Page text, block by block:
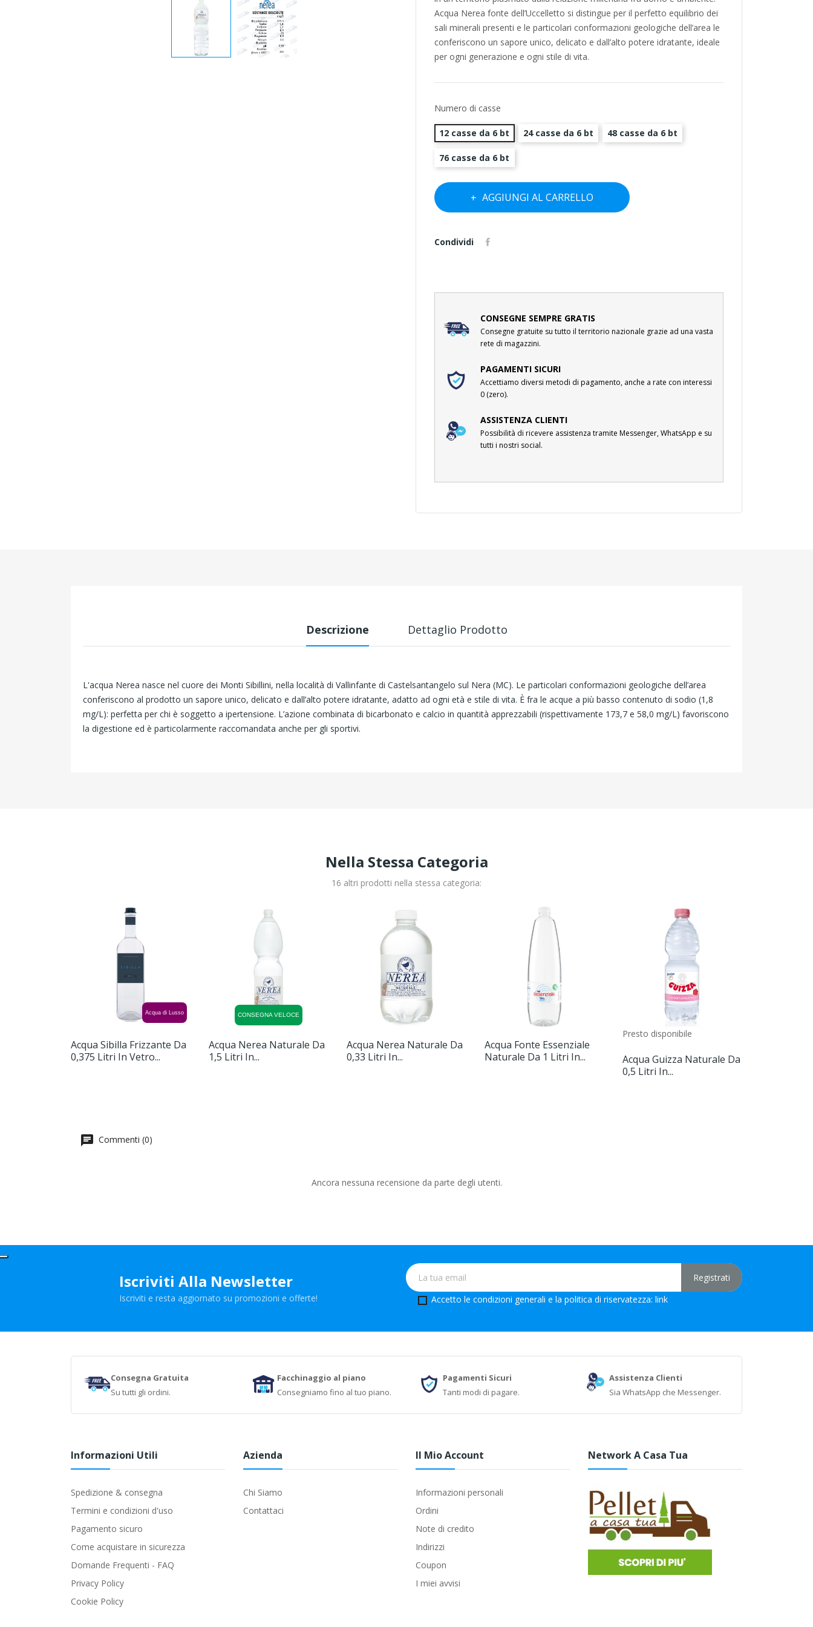
Acqua Nerea fonte dell’Uccelletto si distingue per il perfetto equilibrio dei
sali minerali presenti e le particolari conformazioni geologiche dell’area le
conferiscono un sapore unico, delicato e dall’alto potere idratante, ideale
per ogni generazione e ogni stile di vita.
Numero di casse
12 casse da 6 bt 24 casse da 6 bt 48 casse da 6 bt
76 casse da 6 bt
AGGIUNGI AL CARRELLO
Condividi
CONSEGNE SEMPRE GRATIS
Consegne gratuite su tutto il territorio nazionale grazie ad una vasta
rete di magazzini.
PAGAMENTI SICURI
Accettiamo diversi metodi di pagamento, anche a rate con interessi
0 (zero).
ASSISTENZA CLIENTI
Possibilità di ricevere assistenza tramite Messenger, WhatsApp e su
tutti i nostri social.
Descrizione Dettaglio Prodotto
L'acqua Nerea nasce nel cuore dei Monti Sibillini, nella località di Vallinfante di Castelsantangelo sul Nera (MC). Le particolari conformazioni geologiche dell’area
conferiscono al prodotto un sapore unico, delicato e dall’alto potere idratante, adatto ad ogni età e stile di vita. È fra le acque a più basso contenuto di sodio (1,8
mg/L): perfetta per chi è soggetto a ipertensione. L’azione combinata di bicarbonato e calcio in quantità apprezzabili (rispettivamente 173,7 e 58,0 mg/L) favoriscono
la digestione ed è particolarmente raccomandata anche per gli sportivi.
Nella Stessa Categoria
16 altri prodotti nella stessa categoria:
Acqua di Lusso
Acqua Sibilla Frizzante Da
0,375 Litri In Vetro...
CONSEGNA VELOCE
Acqua Nerea Naturale Da
1,5 Litri In...
Acqua Nerea Naturale Da
0,33 Litri In...
Acqua Fonte Essenziale
Naturale Da 1 Litri In...
Presto disponibile
Acqua Guizza Naturale Da
0,5 Litri In...
Commenti (0)
Ancora nessuna recensione da parte degli utenti.
Iscriviti Alla Newsletter
Iscriviti e resta aggiornato su promozioni e offerte! Accetto le condizioni generali e la politica di riservatezza: link
Consegna Gratuita
Su tutti gli ordini.
Facchinaggio al piano
Consegniamo fino al tuo piano.
Pagamenti Sicuri
Tanti modi di pagare.
Assistenza Clienti
Sia WhatsApp che Messenger.
Informazioni Utili
Spedizione & consegna
Termini e condizioni d'uso
Pagamento sicuro
Come acquistare in sicurezza
Domande Frequenti - FAQ
Privacy Policy
Cookie Policy
Azienda
Chi Siamo
Contattaci
Il Mio Account
Informazioni personali
Ordini
Note di credito
Indirizzi
Coupon
I miei avvisi
Network A Casa Tua